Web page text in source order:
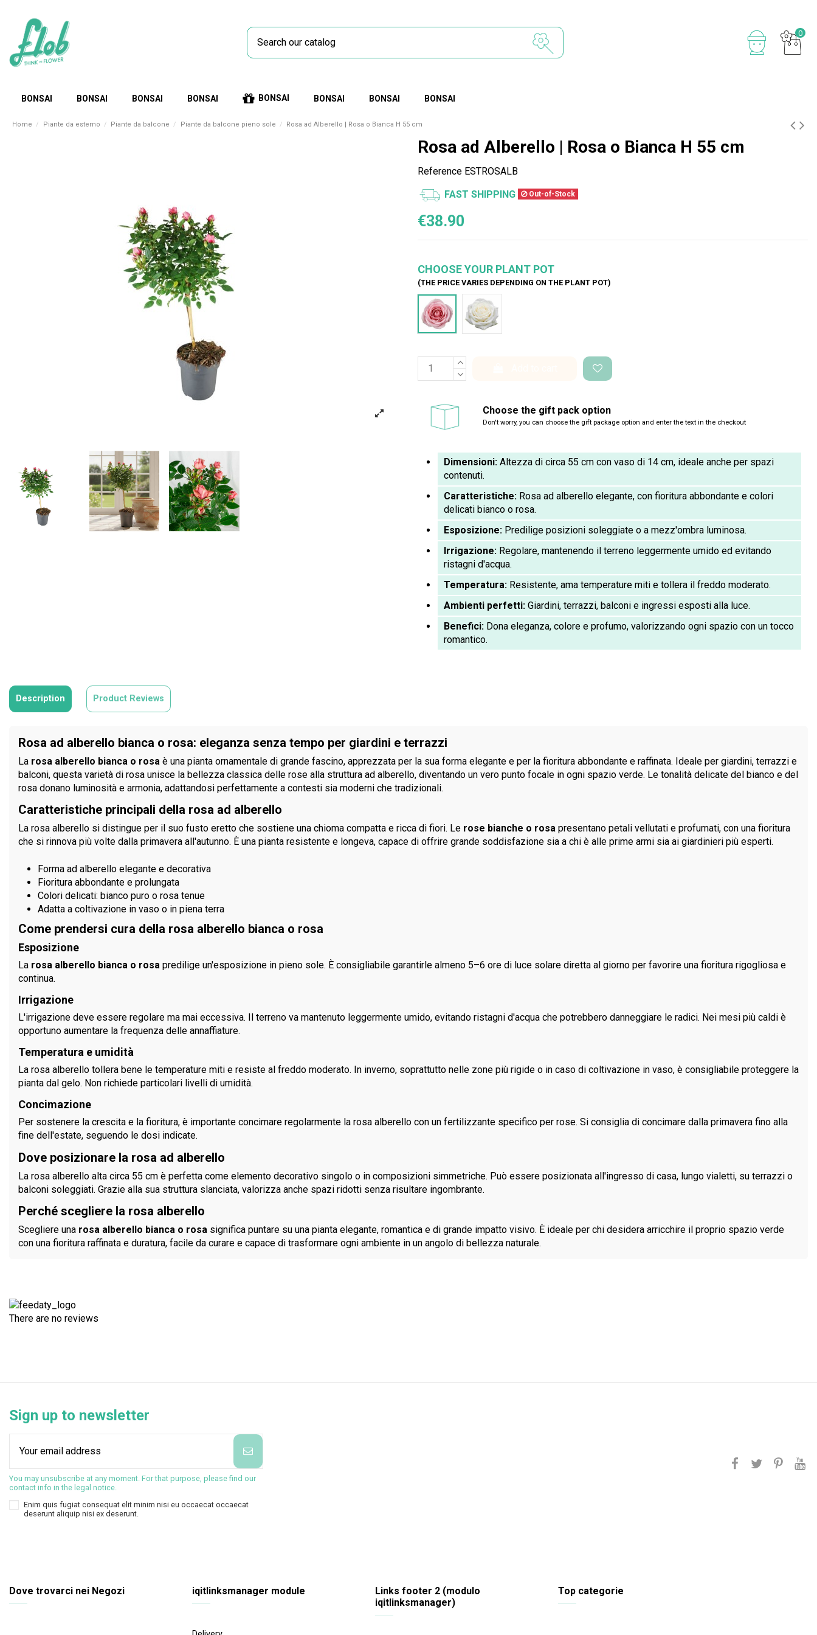
0
BONSAI BONSAI BONSAI BONSAI BONSAI BONSAI BONSAI BONSAI
Home Piante da esterno Piante da balcone Piante da balcone pieno sole Rosa ad Alberello | Rosa o Bianca H 55 cm
Rosa ad Alberello | Rosa o Bianca H 55 cm
Reference ESTROSALB
FAST SHIPPING Out-of-Stock
€38.90
CHOOSE YOUR PLANT POT
(THE PRICE VARIES DEPENDING ON THE PLANT POT)
Rosa 55 cmBianco 55 cm
Choose the gift pack option
Don't worry, you can choose the gift package option and enter the text in the checkout
Dimensioni: Altezza di circa 55 cm con vaso di 14 cm, ideale anche per spazi
contenuti.
Caratteristiche: Rosa ad alberello elegante, con fioritura abbondante e colori
delicati bianco o rosa.
Esposizione: Predilige posizioni soleggiate o a mezz'ombra luminosa.
Irrigazione: Regolare, mantenendo il terreno leggermente umido ed evitando
ristagni d'acqua.
Temperatura: Resistente, ama temperature miti e tollera il freddo moderato.
Ambienti perfetti: Giardini, terrazzi, balconi e ingressi esposti alla luce.
Benefici: Dona eleganza, colore e profumo, valorizzando ogni spazio con un tocco
romantico.
Description Product Reviews
Rosa ad alberello bianca o rosa: eleganza senza tempo per giardini e terrazzi
La rosa alberello bianca o rosa è una pianta ornamentale di grande fascino, apprezzata per la sua forma elegante e per la fioritura abbondante e raffinata. Ideale per giardini, terrazzi e
balconi, questa varietà di rosa unisce la bellezza classica delle rose alla struttura ad alberello, diventando un vero punto focale in ogni spazio verde. Le tonalità delicate del bianco e del
rosa donano luminosità e armonia, adattandosi perfettamente a contesti sia moderni che tradizionali.
Caratteristiche principali della rosa ad alberello
La rosa alberello si distingue per il suo fusto eretto che sostiene una chioma compatta e ricca di fiori. Le rose bianche o rosa presentano petali vellutati e profumati, con una fioritura
che si rinnova più volte dalla primavera all'autunno. È una pianta resistente e longeva, capace di offrire grande soddisfazione sia a chi è alle prime armi sia ai giardinieri più esperti.
Forma ad alberello elegante e decorativa
Fioritura abbondante e prolungata
Colori delicati: bianco puro o rosa tenue
Adatta a coltivazione in vaso o in piena terra
Come prendersi cura della rosa alberello bianca o rosa
Esposizione
La rosa alberello bianca o rosa predilige un'esposizione in pieno sole. È consigliabile garantirle almeno 5–6 ore di luce solare diretta al giorno per favorire una fioritura rigogliosa e
continua.
Irrigazione
L'irrigazione deve essere regolare ma mai eccessiva. Il terreno va mantenuto leggermente umido, evitando ristagni d'acqua che potrebbero danneggiare le radici. Nei mesi più caldi è
opportuno aumentare la frequenza delle annaffiature.
Temperatura e umidità
La rosa alberello tollera bene le temperature miti e resiste al freddo moderato. In inverno, soprattutto nelle zone più rigide o in caso di coltivazione in vaso, è consigliabile proteggere la
pianta dal gelo. Non richiede particolari livelli di umidità.
Concimazione
Per sostenere la crescita e la fioritura, è importante concimare regolarmente la rosa alberello con un fertilizzante specifico per rose. Si consiglia di concimare dalla primavera fino alla
fine dell'estate, seguendo le dosi indicate.
Dove posizionare la rosa ad alberello
La rosa alberello alta circa 55 cm è perfetta come elemento decorativo singolo o in composizioni simmetriche. Può essere posizionata all'ingresso di casa, lungo vialetti, su terrazzi o
balconi soleggiati. Grazie alla sua struttura slanciata, valorizza anche spazi ridotti senza risultare ingombrante.
Perché scegliere la rosa alberello
Scegliere una rosa alberello bianca o rosa significa puntare su una pianta elegante, romantica e di grande impatto visivo. È ideale per chi desidera arricchire il proprio spazio verde
con una fioritura raffinata e duratura, facile da curare e capace di trasformare ogni ambiente in un angolo di bellezza naturale.
There are no reviews
Sign up to newsletter
You may unsubscribe at any moment. For that purpose, please find our
contact info in the legal notice.
Enim quis fugiat consequat elit minim nisi eu occaecat occaecat
deserunt aliquip nisi ex deserunt.
Dove trovarci nei Negozi iqitlinksmanager module
Links footer 2 (modulo
iqitlinksmanager)
Top categorie